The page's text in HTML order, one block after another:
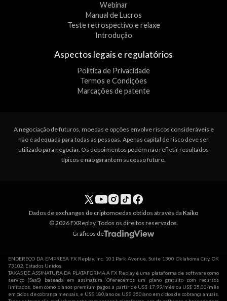
Webinar
Manual de Lucros
Teste retrospectivo e relaxe
Introdução
Aspectos legais e regulatórios
Política de Privacidade
Termos e Condições
Marcações de patente
A negociação de futuros, moedas e opções envolve riscos consideráveis e
não é adequada para todas as pessoas. Apenas capital de risco deve ser
utilizado para negociar. Os depoimentos podem não refletir resultados
típicos e não garantem sucesso futuro.
Dados de exchanges de criptomoedas obtidos através da Kaiko
© 2026 FXReplay. Todos os direitos reservados.
Gráficos de
ENDEREÇO DA EMPRESA FX Replay, Inc. 101 Park Avenue, Suite 1300 Oklahoma City, OK
73102, Estados Unidos.
TAXAS DE ASSINATURA DA PLATAFORMA A FX Replay é uma plataforma de software como
serviço (SaaS) baseada em assinatura. Oferecemos um plano gratuito com recursos
limitados, bem como planos premium pagos a partir de US$ 17,99/mês ou US$ 35,00/mês
em ciclos de cobrança mensais, e US$ 180/ano ou US$ 350/ano em ciclos de cobrança anuais.